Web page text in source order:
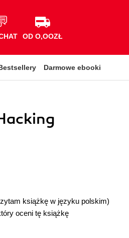
OD O,OOZŁ
Darmowe ebooki
książkę w języku polskim)
oceni tę książkę